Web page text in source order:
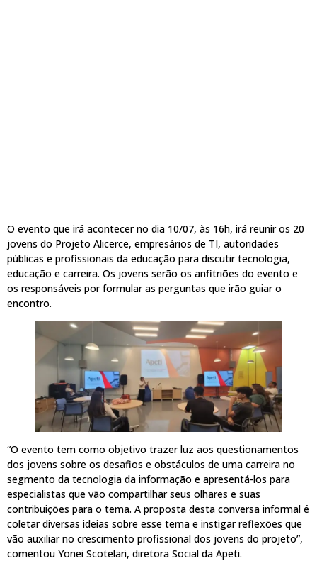
O evento que irá acontecer no dia 10/07, às 16h, irá reunir os 20
jovens do Projeto Alicerce, empresários de TI, autoridades
públicas e profissionais da educação para discutir tecnologia,
educação e carreira. Os jovens serão os anfitriões do evento e
os responsáveis por formular as perguntas que irão guiar o
encontro.
“O evento tem como objetivo trazer luz aos questionamentos
dos jovens sobre os desafios e obstáculos de uma carreira no
segmento da tecnologia da informação e apresentá-los para
especialistas que vão compartilhar seus olhares e suas
contribuições para o tema. A proposta desta conversa informal é
coletar diversas ideias sobre esse tema e instigar reflexões que
vão auxiliar no crescimento profissional dos jovens do projeto”,
comentou Yonei Scotelari, diretora Social da Apeti.